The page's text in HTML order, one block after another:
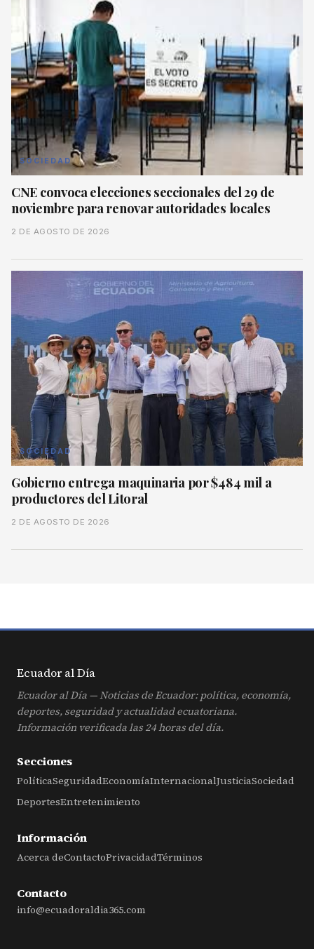
SOCIEDAD
CNE convoca elecciones seccionales del 29 de
noviembre para renovar autoridades locales
2 DE AGOSTO DE 2026
SOCIEDAD
Gobierno entrega maquinaria por $484 mil a
productores del Litoral
2 DE AGOSTO DE 2026
Ecuador alDía
Ecuador al Día — Noticias de Ecuador: política, economía,
deportes, seguridad y actualidad ecuatoriana.
Información verificada las 24 horas del día.
Secciones
PolíticaSeguridadEconomíaInternacionalJusticiaSociedad
DeportesEntretenimiento
Información
Acerca deContactoPrivacidadTérminos
Contacto
info@ecuadoraldia365.com